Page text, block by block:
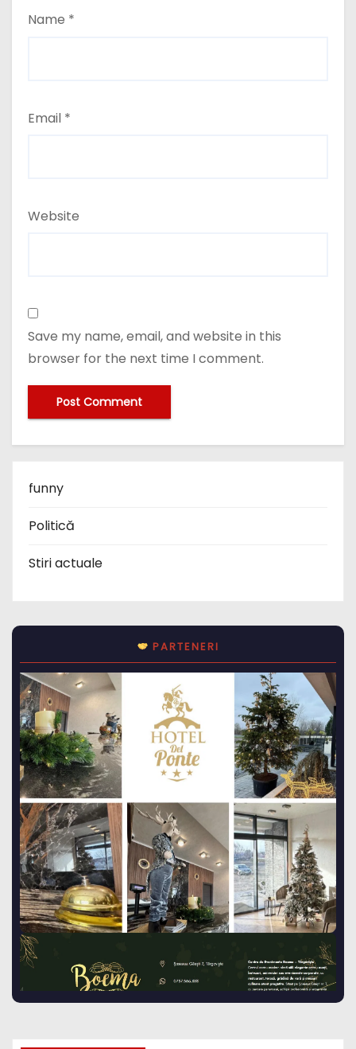
Name *
Email *
Website
Save my name, email, and website in this
browser for the next time I comment.
funny
Politică
Stiri actuale
PARTENERI